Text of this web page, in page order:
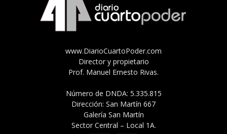
www.DiarioCuartoPoder.com
Director y propietario
Prof. Manuel Ernesto Rivas.
Número de DNDA: 5.335.815
Dirección: San Martín 667
Galería San Martín
Sector Central – Local 1A.